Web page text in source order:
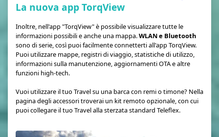
La nuova app TorqView
Inoltre, nell'app "TorqView" è possibile visualizzare tutte le
informazioni possibili e anche una mappa.WLAN e Bluetooth
sono di serie, così puoi facilmente connetterti all'app TorqView.
Puoi utilizzare mappe, registri di viaggio, statistiche di utilizzo,
informazioni sulla manutenzione, aggiornamenti OTA e altre
funzioni high-tech.
Vuoi utilizzare il tuo Travel su una barca con remi o timone? Nella
pagina degli accessori troverai un kit remoto opzionale, con cui
puoi collegare il tuo Travel alla sterzata standard Teleflex.